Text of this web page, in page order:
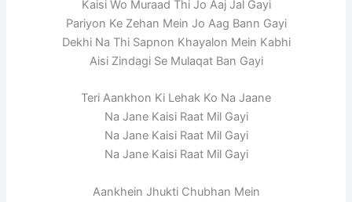
Kaisi Wo Muraad Thi Jo Aaj Jal Gayi
Pariyon Ke Zehan Mein Jo Aag Bann Gayi
Dekhi Na Thi Sapnon Khayalon Mein Kabhi
Aisi Zindagi Se Mulaqat Ban Gayi
Teri Aankhon Ki Lehak Ko Na Jaane
Na Jane Kaisi Raat Mil Gayi
Na Jane Kaisi Raat Mil Gayi
Na Jane Kaisi Raat Mil Gayi
Aankhein Jhukti Chubhan Mein